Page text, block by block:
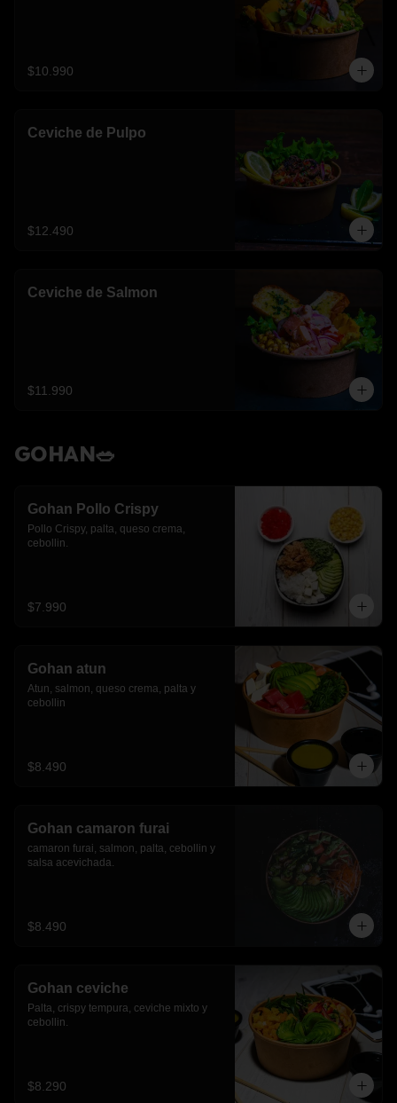
$10.990
Ceviche de Pulpo
$12.490
Ceviche de Salmon
$11.990
GOHAN🥗
Gohan Pollo Crispy
Pollo Crispy, palta, queso crema,
cebollin.
$7.990
Gohan atun
Atun, salmon, queso crema, palta y
cebollin
$8.490
Gohan camaron furai
camaron furai, salmon, palta, cebollin y
salsa acevichada.
$8.490
Gohan ceviche
Palta, crispy tempura, ceviche mixto y
cebollin.
$8.290